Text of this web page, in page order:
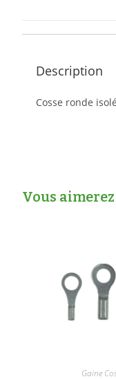
Description
Cosse ronde
Vous
Gaine